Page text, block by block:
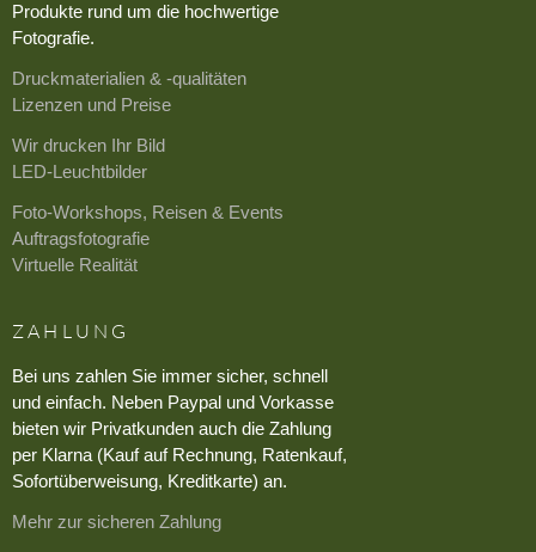
Produkte rund um die hochwertige
Fotografie.
Druckmaterialien & -qualitäten
Lizenzen und Preise
Wir drucken Ihr Bild
LED-Leuchtbilder
Foto-Workshops, Reisen & Events
Auftragsfotografie
Virtuelle Realität
ZAHLUNG
Bei uns zahlen Sie immer sicher, schnell
und einfach. Neben Paypal und Vorkasse
bieten wir Privatkunden auch die Zahlung
per Klarna (Kauf auf Rechnung, Ratenkauf,
Sofortüberweisung, Kreditkarte) an.
Mehr zur sicheren Zahlung